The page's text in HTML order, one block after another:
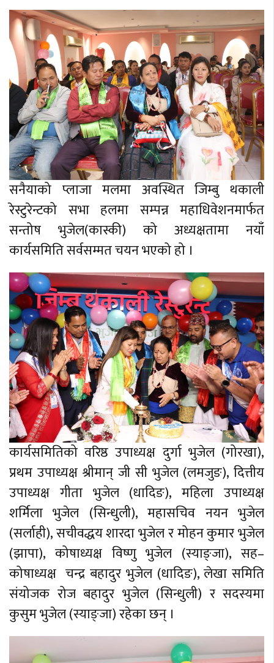
सनैयाको प्लाजा मलमा अवस्थित जिम्बु थकाली
रेस्टुरेन्टको सभा हलमा सम्पन्न महाधिवेशनमार्फत
सन्तोष भुजेल(कास्की) को अध्यक्षतामा नयाँ
कार्यसमिति सर्वसम्मत चयन भएको हो ।
कार्यसमितिको वरिष्ठ उपाध्यक्ष दुर्गा भुजेल (गोरखा),
प्रथम उपाध्यक्ष श्रीमान् जी सी भुजेल (लमजुङ), दित्तीय
उपाध्यक्ष गीता भुजेल (धादिङ), महिला उपाध्यक्ष
शर्मिला भुजेल (सिन्धुली), महासचिव नयन भुजेल
(सर्लाही), सचीवद्धय शारदा भुजेल र मोहन कुमार भुजेल
(झापा), कोषाध्यक्ष विष्णु भुजेल (स्याङ्जा), सह–
कोषाध्यक्ष चन्द्र बहादुर भुजेल (धादिङ), लेखा समिति
संयोजक रोज बहादुर भुजेल (सिन्धुली) र सदस्यमा
कुसुम भुजेल (स्याङ्जा) रहेका छन् ।